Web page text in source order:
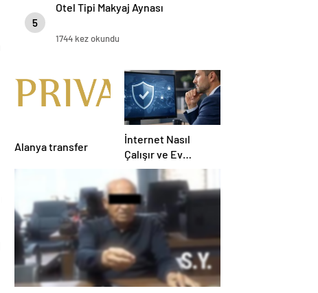
5
Otel Tipi Makyaj Aynası
1744 kez okundu
Alanya transfer
İnternet Nasıl
Çalışır ve Ev
Interneti Seçerken
Nelere Dikkat
Etmelisiniz